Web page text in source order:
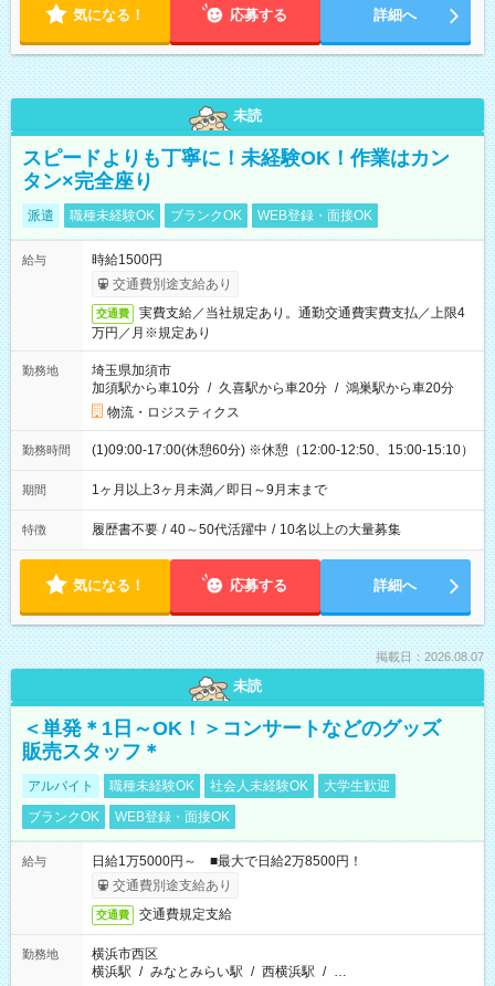
気になる！ 応募する 詳細へ
未読
スピードよりも丁寧に！未経験OK！作業はカン
タン×完全座り
派遣 職種未経験OK ブランクOK WEB登録・面接OK
給与
時給1500円
交通費別途支給あり
交通費
実費支給／当社規定あり。通勤交通費実費支払／上限4
万円／月※規定あり
勤務地
埼玉県加須市
加須駅から車10分 / 久喜駅から車20分 / 鴻巣駅から車20分
物流・ロジスティクス
勤務時間 (1)09:00-17:00(休憩60分) ※休憩（12:00-12:50、15:00-15:10）
期間 1ヶ月以上3ヶ月未満／即日～9月末まで
特徴 履歴書不要 / 40～50代活躍中 / 10名以上の大量募集
気になる！ 応募する 詳細へ
掲載日：2026.08.07
未読
＜単発＊1日～OK！＞コンサートなどのグッズ
販売スタッフ＊
アルバイト 職種未経験OK 社会人未経験OK
大学生歓迎
ブランクOK
WEB登録・面接OK
給与
日給1万5000円～ ■最大で日給2万8500円！
交通費別途支給あり
交通費 交通費規定支給
勤務地
横浜市西区
横浜駅 / みなとみらい駅 / 西横浜駅 / …